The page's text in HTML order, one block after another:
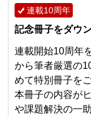
連載10周年
記念冊子をダウ
連載開始10周年
から筆者厳選の
めて特別冊子を
本冊子の内容が
や課題解決の一